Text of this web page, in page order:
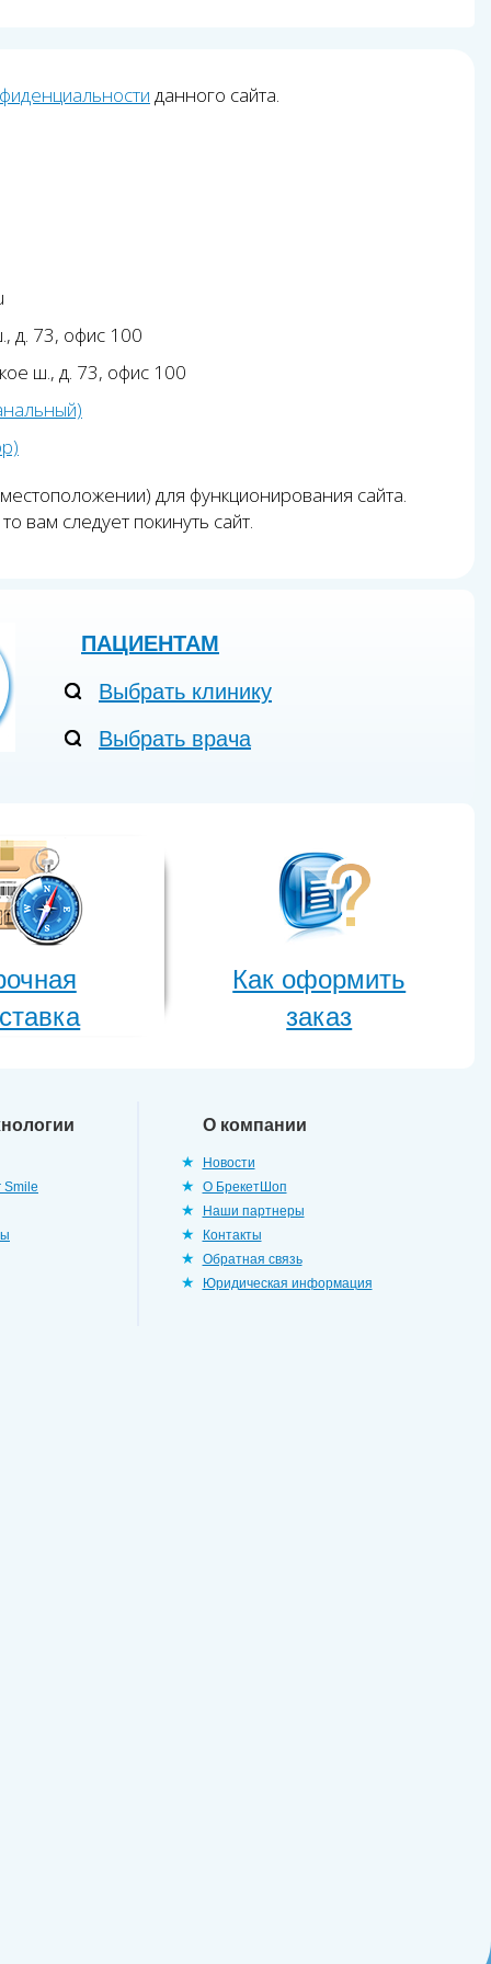
данного сайта.
д. 73, офис 100
ш., д. 73, офис 100
для функционирования сайта.
вам следует покинуть сайт.
ПАЦИЕНТАМ
Выбрать клинику
Выбрать врача
Как оформить
заказ
О компании
Новости
О БрекетШоп
Наши партнеры
Контакты
Обратная связь
Юридическая информация